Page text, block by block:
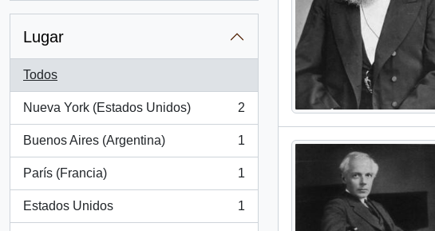
Lugar
Todos
Nueva York (Estados Unidos)
, 2 resultados
2
Buenos Aires (Argentina)
, 1 resultados
1
París (Francia)
, 1 resultados
1
Estados Unidos
, 1 resultados
1